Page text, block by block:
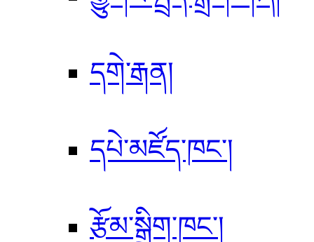
དགེ་རྒན།
དཔེ་མཛོད་ཁང་།
རྩོམ་སྒྲིག་ཁང་།